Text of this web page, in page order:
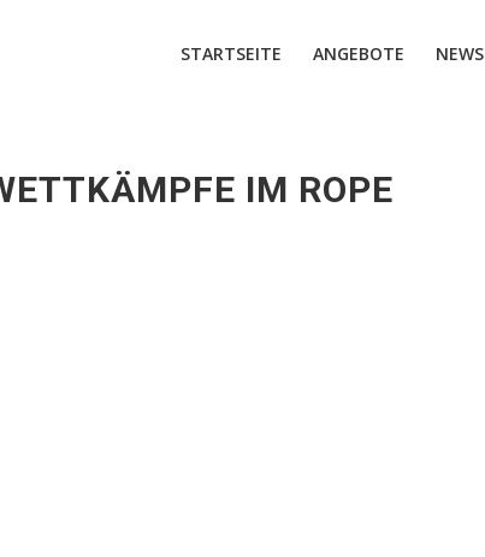
STARTSEITE ANGEBOTE NEWS
IM ROPE